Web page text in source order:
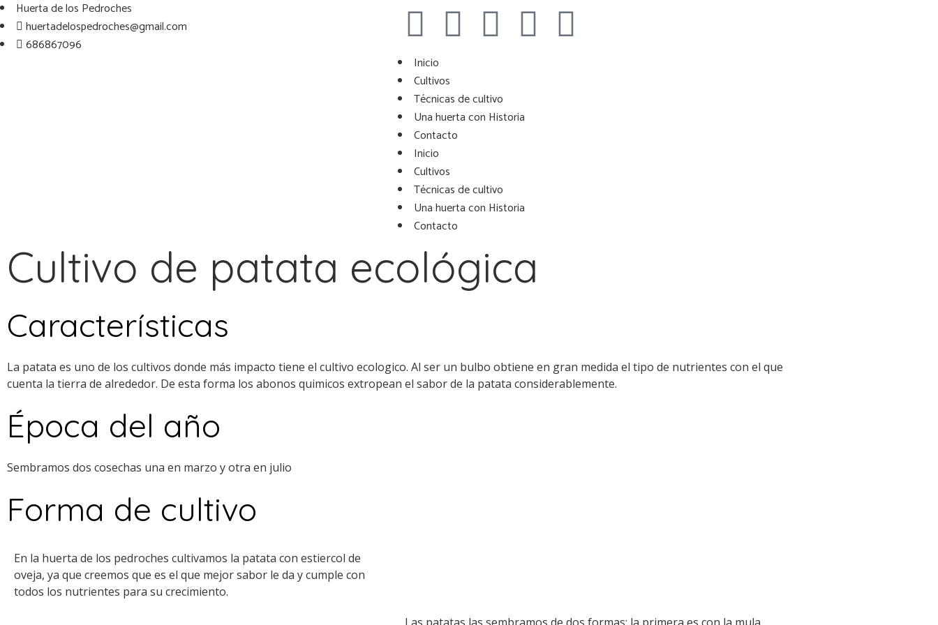
Huerta de los Pedroches
huertadelospedroches@gmail.com
686867096
Inicio
Cultivos
Técnicas de cultivo
Una huerta con Historia
Contacto
Inicio
Cultivos
Técnicas de cultivo
Una huerta con Historia
Contacto
Cultivo de patata ecológica
Características
La patata es uno de los cultivos donde más impacto tiene el cultivo ecologico. Al ser un bulbo obtiene en gran medida el tipo de nutrientes con el que
cuenta la tierra de alrededor. De esta forma los abonos quimicos extropean el sabor de la patata considerablemente.
Época del año
Sembramos dos cosechas una en marzo y otra en julio
Forma de cultivo
En la huerta de los pedroches cultivamos la patata con estiercol de
oveja, ya que creemos que es el que mejor sabor le da y cumple con
todos los nutrientes para su crecimiento.